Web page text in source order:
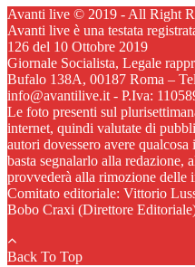
Avanti live © 2019 - All Right
Avanti live è una testata
126 del 10 Ottobre 2019
Giornale Socialista, Legale
Bufalo 138A, 00187 Roma –
info@avantilive.it - P.Iva:
Le foto presenti sul
internet, quindi valutate di
autori dovessero avere
basta segnalarlo alla redazione,
provvederà alla rimozione delle
Comitato editoriale: Vittorio
Bobo Craxi (Direttore
Back To Top